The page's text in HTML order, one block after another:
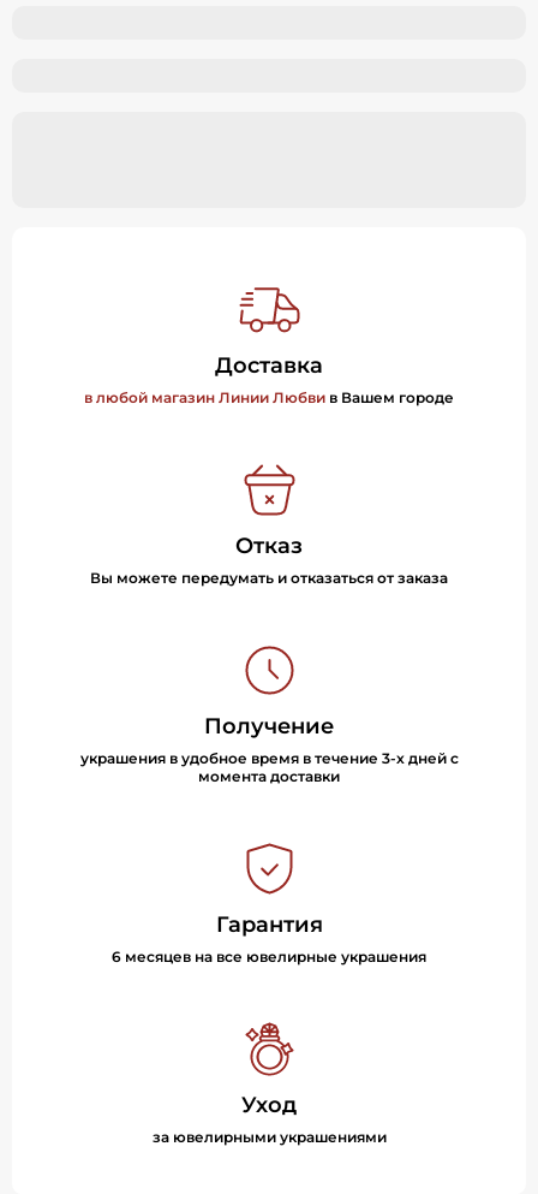
Доставка
в любой магазин Линии Любви в Вашем городе
Отказ
Вы можете передумать и отказаться от заказа
Получение
украшения в удобное время в течение 3-х дней с
момента доставки
Гарантия
6 месяцев на все ювелирные украшения
Уход
за ювелирными украшениями